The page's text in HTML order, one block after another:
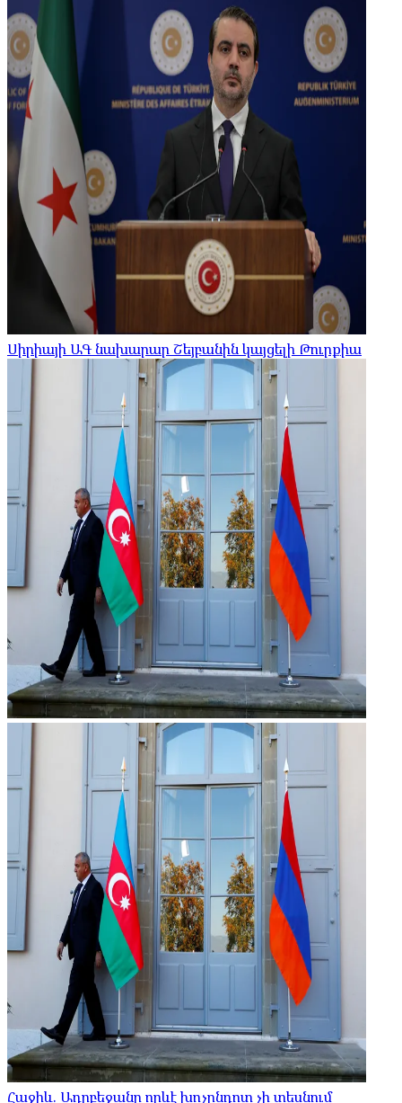
Սիրիայի ԱԳ նախարար Շեյբանին կայցելի Թուրքիա
Հաջիև. Ադրբեջանը որևէ խոչընդոտ չի տեսնում